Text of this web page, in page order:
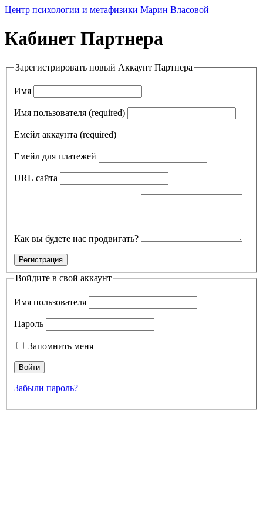
Перейти
содержимому
Центр психологии и метафизики Марин Власовой
Кабинет Партнера
Зарегистрировать новый Аккаунт Партнера
Имя
Имя пользователя (required)
Емейл аккаунта (required)
Емейл для платежей
URL сайта
Как вы будете нас продвигать?
Войдите в свой аккаунт
Имя пользователя
Пароль
Запомнить меня
Забыли пароль?